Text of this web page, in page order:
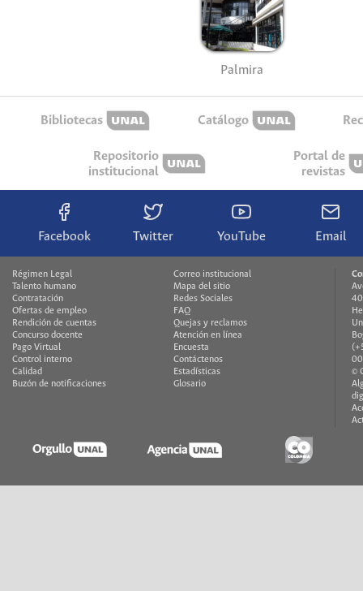
Palmira
Bibliotecas Catálogo
Repositorio
institucional
Portal de
revistas
Facebook Twitter YouTube Email
Régimen Legal
Talento humano
Contratación
Ofertas de empleo
Rendición de cuentas
Concurso docente
Pago Virtual
Control interno
Calidad
Buzón de notificaciones
Correo institucional
Mapa del sitio
Redes Sociales
FAQ
Quejas y reclamos
Atención en línea
Encuesta
Contáctenos
Estadísticas
Glosario
©